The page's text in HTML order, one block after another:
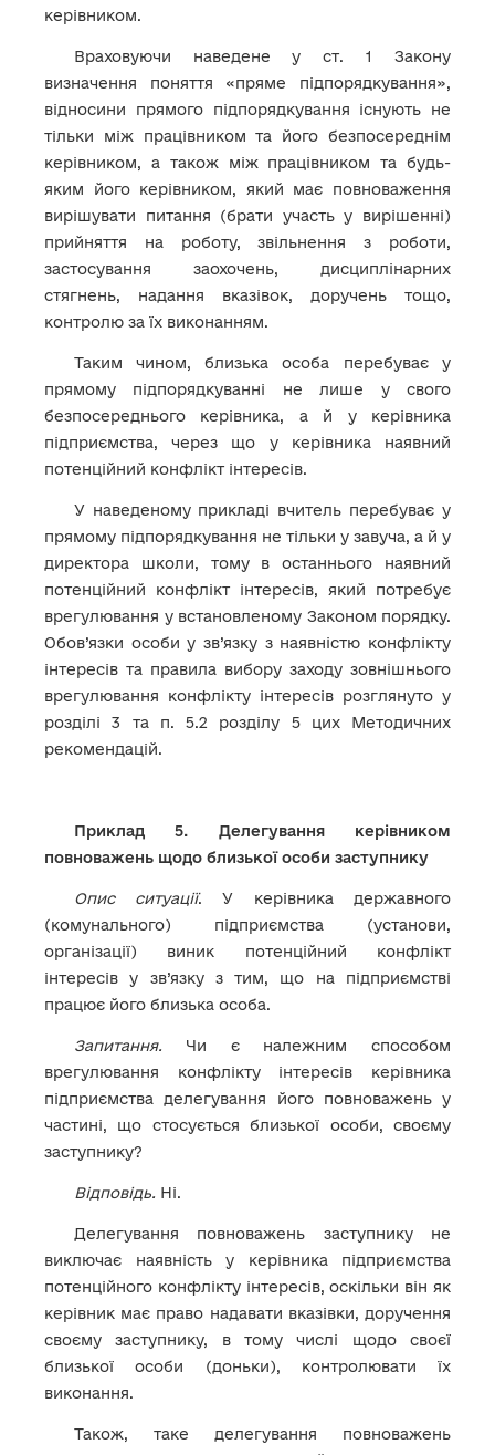
керівником.
Враховуючи наведене у ст. 1 Закону
визначення поняття «пряме підпорядкування»,
відносини прямого підпорядкування існують не
тільки між працівником та його безпосереднім
керівником, а також між працівником та будь-
яким його керівником, який має повноваження
вирішувати питання (брати участь у вирішенні)
прийняття на роботу, звільнення з роботи,
застосування заохочень, дисциплінарних
стягнень, надання вказівок, доручень тощо,
контролю за їх виконанням.
Таким чином, близька особа перебуває у
прямому підпорядкуванні не лише у свого
безпосереднього керівника, а й у керівника
підприємства, через що у керівника наявний
потенційний конфлікт інтересів.
У наведеному прикладі вчитель перебуває у
прямому підпорядкування не тільки у завуча, а й у
директора школи, тому в останнього наявний
потенційний конфлікт інтересів, який потребує
врегулювання у встановленому Законом порядку.
Обов’язки особи у зв’язку з наявністю конфлікту
інтересів та правила вибору заходу зовнішнього
врегулювання конфлікту інтересів розглянуто у
розділі 3 та п. 5.2 розділу 5 цих Методичних
рекомендацій.
Приклад 5. Делегування керівником
повноважень щодо близької особи заступнику
Опис ситуації. У керівника державного
(комунального) підприємства (установи,
організації) виник потенційний конфлікт
інтересів у зв’язку з тим, що на підприємстві
працює його близька особа.
Запитання.Чи є належним способом
врегулювання конфлікту інтересів керівника
підприємства делегування його повноважень у
частині, що стосується близької особи, своєму
заступнику?
Відповідь.Ні.
Делегування повноважень заступнику не
виключає наявність у керівника підприємства
потенційного конфлікту інтересів, оскільки він як
керівник має право надавати вказівки, доручення
своєму заступнику, в тому числі щодо своєї
близької особи (доньки), контролювати їх
виконання.
Також, таке делегування повноважень